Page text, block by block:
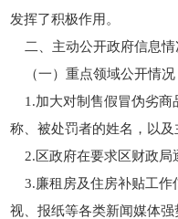
发挥了积极作用。
二、主动公开政府信息情
（一）重点领域公开情况
1.加大对制售假冒伪劣商
称、被处罚者的姓名，以
2.区政府在要求区财政局
3.廉租房及住房补贴工作
视、报纸等各类新闻媒体